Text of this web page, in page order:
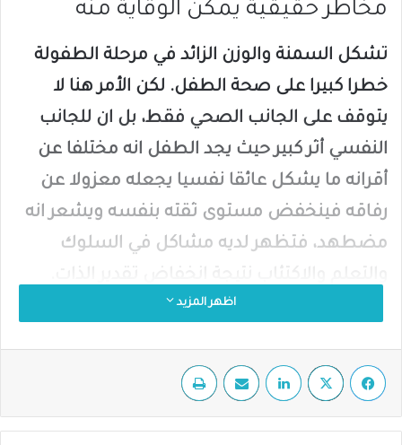
مخاطر حقيقية يمكن الوقاية منه
تشكل السمنة والوزن الزائد في مرحلة الطفولة
خطرا كبيرا على صحة الطفل. لكن الأمر هنا لا
يتوقف على الجانب الصحي فقط، بل ان للجانب
النفسي أثر كبير حيث يجد الطفل انه مختلفا عن
أقرانه ما يشكل عائقا نفسيا يجعله معزولا عن
رفاقه فينخفض مستوى ثقته بنفسه ويشعر انه
مضطهد، فتظهر لديه مشاكل في السلوك
من المضاعفات الصحية التي يمكن أن تصيب
الطفل:
مرض السكري من النوع الثاني:
اظهر المزيد
فيسبوك لينكدإن مشاركة عبر البريد